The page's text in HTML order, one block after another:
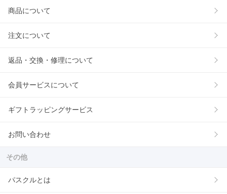
商品について
注文について
返品・交換・修理について
会員サービスについて
ギフトラッピングサービス
お問い合わせ
その他
パスクルとは